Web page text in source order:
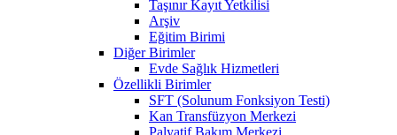
Taşınır Kayıt Yetkilisi
Arşiv
Eğitim Birimi
Diğer Birimler
Evde Sağlık Hizmetleri
Özellikli Birimler
SFT (Solunum Fonksiyon Testi)
Kan Transfüzyon Merkezi
Palyatif Bakım Merkezi